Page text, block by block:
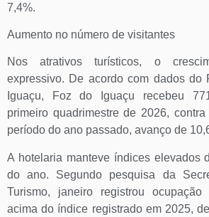
7,4%.
Aumento no número de visitantes
Nos atrativos turísticos, o
expressivo. De acordo com dados do
Iguaçu, Foz do Iguaçu recebeu
primeiro quadrimestre de 2026,
período do ano passado, avanço de
A hotelaria manteve índices elevados
do ano. Segundo pesquisa da
Turismo, janeiro registrou
acima do índice registrado em 2025,